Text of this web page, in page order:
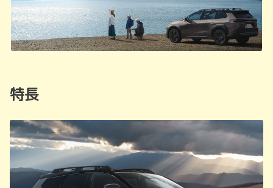
特長